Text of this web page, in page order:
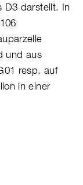
D3 darstellt. In
und aus
resp. auf
in einer